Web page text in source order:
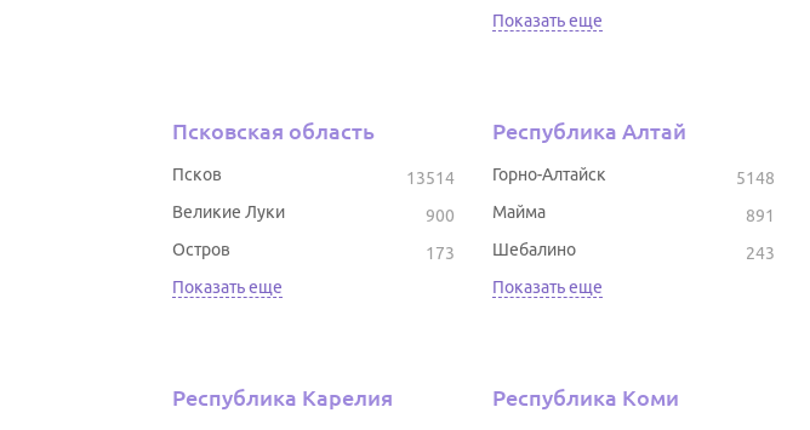
Показать еще
Псковская область
13514
Псков
900
Великие Луки
173
Остров
Показать еще
Республика Алтай
5148
Горно-Алтайск
891
Майма
243
Шебалино
Показать еще
Республика Карелия Республика Коми